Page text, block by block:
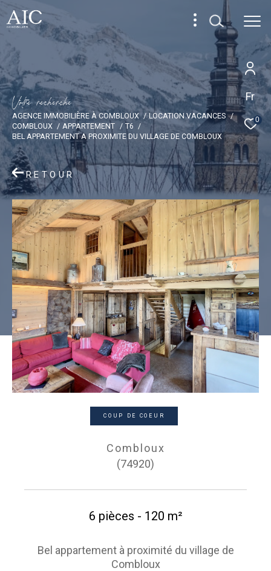
Fr
0
Votre recherche
AGENCE IMMOBILIÈRE À COMBLOUX
LOCATION VACANCES
COMBLOUX
APPARTEMENT
T6
BEL APPARTEMENT A PROXIMITE DU VILLAGE DE COMBLOUX
RETOUR
COUP DE COEUR
Combloux
(74920)
6 pièces - 120 m²
Bel appartement à proximité du village de
Combloux